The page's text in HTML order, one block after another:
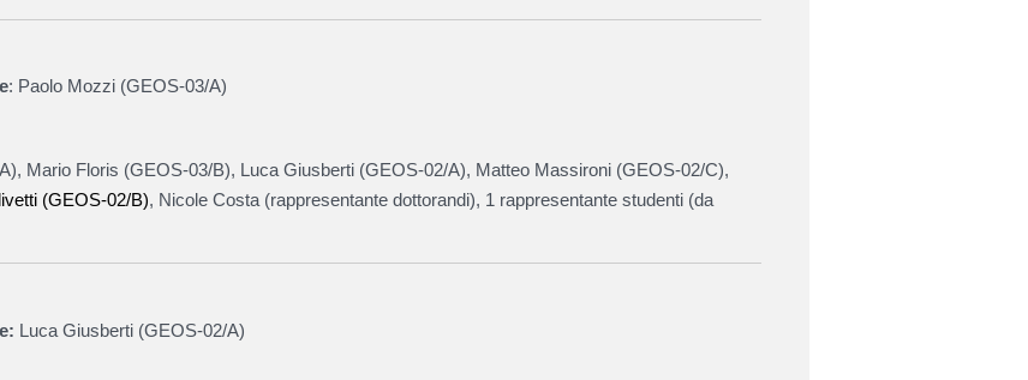
: Paolo Mozzi (GEOS-03/A)
), Mario Floris (GEOS-03/B), Luca Giusberti (GEOS-02/A), Matteo Massironi (GEOS-02/C),
(GEOS-02/B), Nicole Costa (rappresentante dottorandi), 1 rappresentante studenti (da
Luca Giusberti (GEOS-02/A)